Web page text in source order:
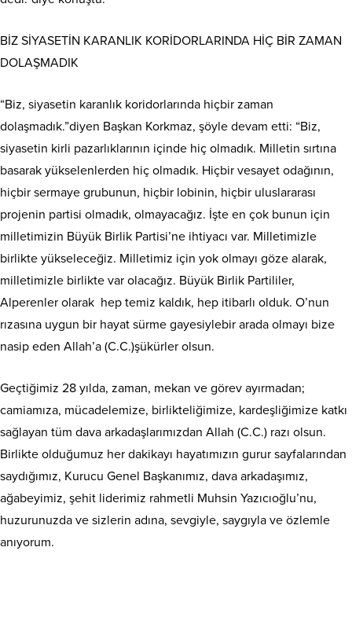
BİZ SİYASETİN KARANLIK KORİDORLARINDA HİÇ BİR ZAMAN
DOLAŞMADIK
“Biz, siyasetin karanlık koridorlarında hiçbir zaman
dolaşmadık.”diyen Başkan Korkmaz, şöyle devam etti: “Biz,
siyasetin kirli pazarlıklarının içinde hiç olmadık. Milletin sırtına
basarak yükselenlerden hiç olmadık. Hiçbir vesayet odağının,
hiçbir sermaye grubunun, hiçbir lobinin, hiçbir uluslararası
projenin partisi olmadık, olmayacağız. İşte en çok bunun için
milletimizin Büyük Birlik Partisi’ne ihtiyacı var. Milletimizle
birlikte yükseleceğiz. Milletimiz için yok olmayı göze alarak,
milletimizle birlikte var olacağız. Büyük Birlik Partililer,
Alperenler olarak hep temiz kaldık, hep itibarlı olduk. O’nun
rızasına uygun bir hayat sürme gayesiylebir arada olmayı bize
nasip eden Allah’a (C.C.)şükürler olsun.
Geçtiğimiz 28 yılda, zaman, mekan ve görev ayırmadan;
camiamıza, mücadelemize, birlikteliğimize, kardeşliğimize katkı
sağlayan tüm dava arkadaşlarımızdan Allah (C.C.) razı olsun.
Birlikte olduğumuz her dakikayı hayatımızın gurur sayfalarından
saydığımız, Kurucu Genel Başkanımız, dava arkadaşımız,
ağabeyimiz, şehit liderimiz rahmetli Muhsin Yazıcıoğlu’nu,
huzurunuzda ve sizlerin adına, sevgiyle, saygıyla ve özlemle
anıyorum.